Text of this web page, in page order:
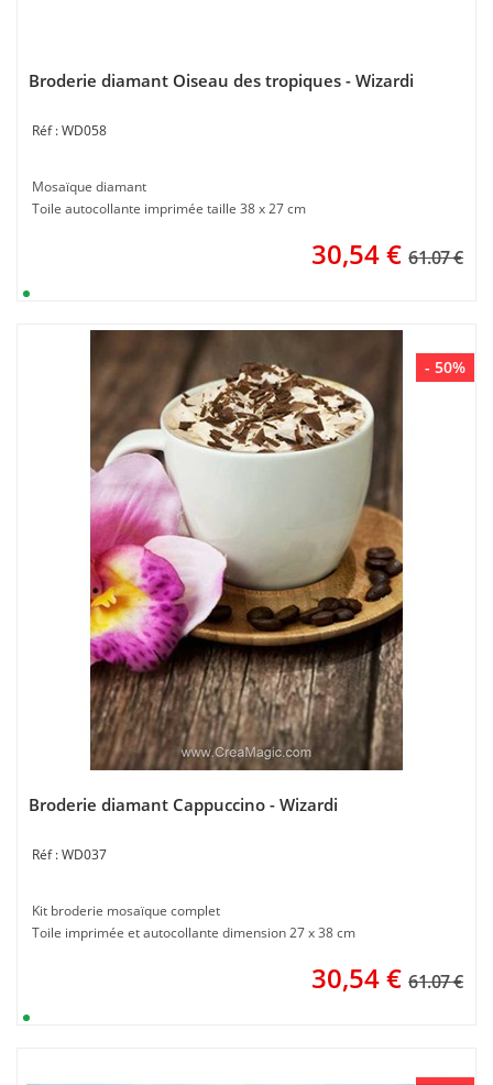
Broderie diamant Oiseau des tropiques - Wizardi
WD058
Mosaïque diamant
Toile autocollante imprimée taille 38 x 27 cm
30,54€ 61.07 €
- 50%
Broderie diamant Cappuccino - Wizardi
WD037
Kit broderie mosaïque complet
Toile imprimée et autocollante dimension 27 x 38 cm
30,54€ 61.07 €